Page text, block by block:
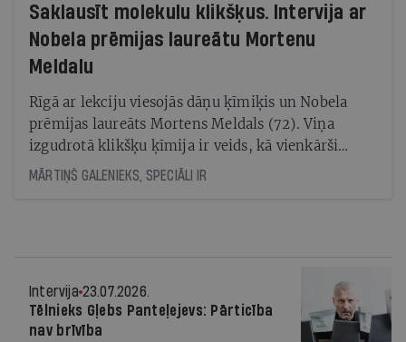
Saklausīt molekulu klikšķus. Intervija ar
Nobela prēmijas laureātu Mortenu
Meldalu
Rīgā ar lekciju viesojās dāņu ķīmiķis un Nobela
prēmijas laureāts Mortens Meldals (72). Viņa
izgudrotā klikšķu ķīmija ir veids, kā vienkārši
savienot sarežģītas molekulas. Tā paver iespējas
daudz efektīvāku pretvēža zāļu radīšanai un
MĀRTIŅŠ GALENIEKS, SPECIĀLI IR
Intervija 23.07.2026.
Tēlnieks Gļebs Panteļejevs: Pārticība
nav brīvība